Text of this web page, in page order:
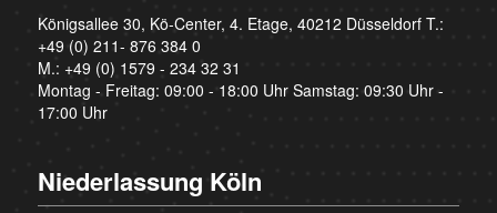
Königsallee 30, Kö-Center, 4. Etage, 40212 Düsseldorf T.:
+49 (0) 211- 876 384 0
M.: +49 (0) 1579 - 234 32 31
Montag - Freitag: 09:00 - 18:00 Uhr Samstag: 09:30 Uhr -
17:00 Uhr
Niederlassung Köln